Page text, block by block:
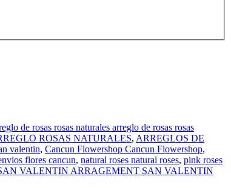
de rosas rosas naturales arreglo de rosas rosas
ROSAS NATURALES, ARREGLOS DE
valentin, Cancun Flowershop Cancun Flowershop,
flores cancun, natural roses natural roses, pink roses
VALENTIN ARRAGEMENT SAN VALENTIN